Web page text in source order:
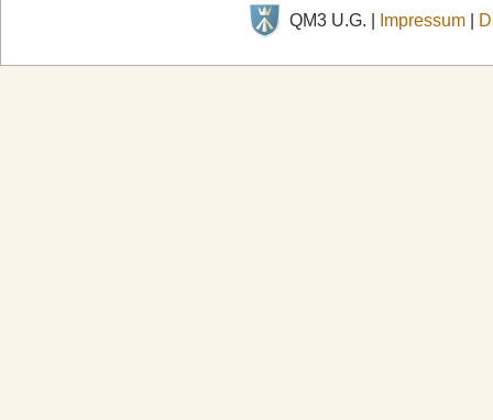
QM3 U.G. | Impressum